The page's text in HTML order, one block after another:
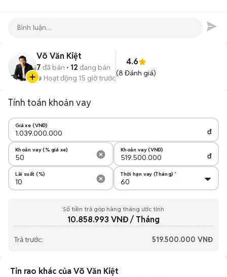
Võ Văn Kiệt
7 đã bán 12 đang bán
Hoạt động 15 giờ trước
4.6
(8 Đánh giá)
Tính toán khoản vay
Giá xe (VNĐ)
đ
Khoản vay (% giá xe) Khoản vay (VNĐ)
đ
Lãi suất (%) Thời hạn vay (Tháng)
Số tiền trả góp hàng tháng ước tính
10.858.993 VNĐ / Tháng
Trả trước: 519.500.000 VNĐ
Tin rao khác của Võ Văn Kiệt